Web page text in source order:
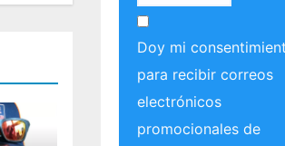
Doy mi
para recibir correos
electrónicos
promocionales de